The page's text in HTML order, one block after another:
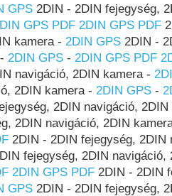
GPS 2DIN - 2DIN fejegység,
GPS PDF 2DIN GPS PDF
kamera - 2DIN GPS 2DIN -
2DIN GPS - 2DIN GPS PDF
navigáció, 2DIN kamera -
2DIN kamera - 2DIN GPS -
2DIN navigáció,
2DIN navigáció, 2DIN
2DIN - 2DIN fejegység,
fejegység, 2DIN
2DIN GPS PDF 2DIN - 2DIN
GPS 2DIN - 2DIN fejegység,